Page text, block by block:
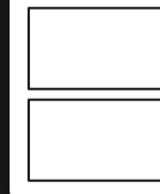
Spedizioni